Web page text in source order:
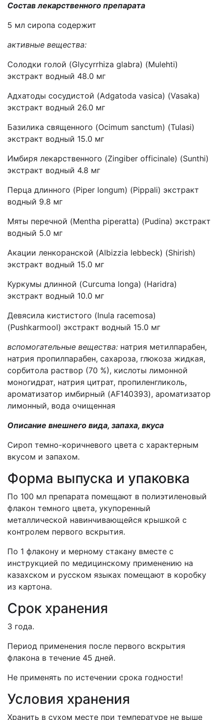
Состав лекарственного препарата
5 мл сиропа содержит
активные вещества:
Солодки голой (Glycyrrhiza glabra) (Mulehti)
экстракт водный 48.0 мг
Адхатоды сосудистой (Adgatoda vasica) (Vasaka)
экстракт водный 26.0 мг
Базилика священного (Ocimum sanctum) (Tulasi)
экстракт водный 15.0 мг
Имбиря лекарственного (Zingiber officinale) (Sunthi)
экстракт водный 4.8 мг
Перца длинного (Piper longum) (Pippali) экстракт
водный 9.8 мг
Мяты перечной (Mentha piperatta) (Pudina) экстракт
водный 5.0 мг
Акации ленкоранской (Albizzia lebbeck) (Shirish)
экстракт водный 15.0 мг
Куркумы длинной (Curcuma longa) (Haridra)
экстракт водный 10.0 мг
Девясила кистистого (Inula racemosa)
(Pushkarmool) экстракт водный 15.0 мг
вспомогательные вещества: натрия метилпарабен,
натрия пропилпарабен, сахароза, глюкоза жидкая,
сорбитола раствор (70 %), кислоты лимонной
моногидрат, натрия цитрат, пропиленгликоль,
ароматизатор имбирный (AF140393), ароматизатор
лимонный, вода очищенная
Описание внешнего вида, запаха, вкуса
Сироп темно-коричневого цвета с характерным
вкусом и запахом.
Форма выпуска и упаковка
По 100 мл препарата помещают в полиэтиленовый
флакон темного цвета, укупоренный
металлической навинчивающейся крышкой с
контролем первого вскрытия.
По 1 флакону и мерному стакану вместе с
инструкцией по медицинскому применению на
казахском и русском языках помещают в коробку
из картона.
Срок хранения
3 года.
Период применения после первого вскрытия
флакона в течение 45 дней.
Не применять по истечении срока годности!
Условия хранения
Хранить в сухом месте при температуре не выше